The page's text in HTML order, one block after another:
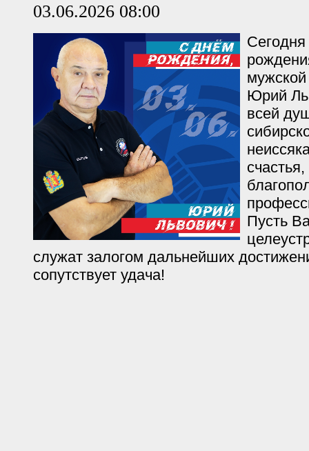
03.06.2026 08:00
Сегодня
Юрий
всей
Пусть
служат залогом дальнейших
сопутствует удача!